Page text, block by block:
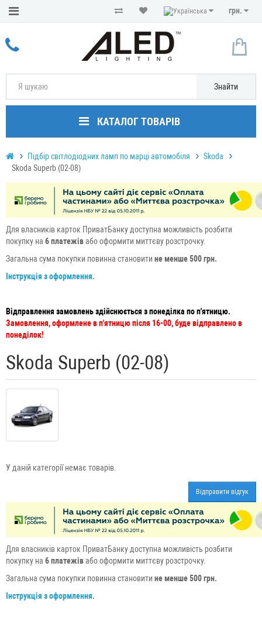
грн.
Знайти
КАТАЛОГ ТОВАРІВ
Підбір світлодіодних ламп по марці автомобіля
Skoda
Skoda Superb (02-08)
Для власників карток ПриватБанку доступна можливiсть розбити
покупку на 6 платежівабо оформити миттєву розстрочку.
Загальна сума покупки повинна становити не менше 500 грн.
Інструкція з оформлення.
Відправлення замовлень здійснюється з понеділка по п'ятницю.
Замовлення, оформлене в п'ятницю після 16-00, буде відправлено в
понеділок!
Skoda Superb (02-08)
У даній категорії немає товарів.
Відправити відгук
Для власників карток ПриватБанку доступна можливiсть розбити
покупку на 6 платежівабо оформити миттєву розстрочку.
Загальна сума покупки повинна становити не менше 500 грн.
Інструкція з оформлення.